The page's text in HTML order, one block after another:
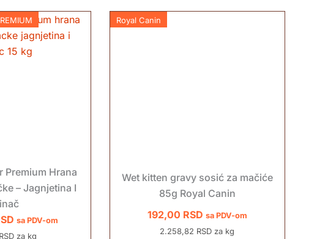
Premium Hrana
– Jagnjetina I
sa PDV-om
za kg
Royal Canin
Wet kitten gravy sosić za mačiće
85g Royal Canin
192,00 RSD sa PDV-om
2.258,82 RSD za kg